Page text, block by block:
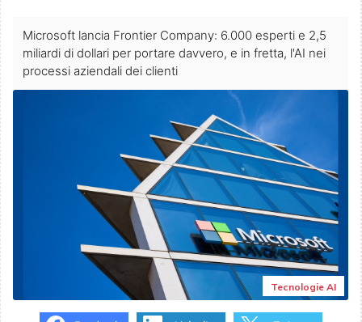
Microsoft lancia Frontier Company: 6.000 esperti e 2,5
miliardi di dollari per portare davvero, e in fretta, l'AI nei
processi aziendali dei clienti
Tecnologie AI